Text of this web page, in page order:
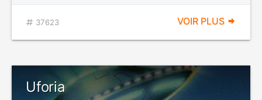
37623 VOIR PLUS
Uforia